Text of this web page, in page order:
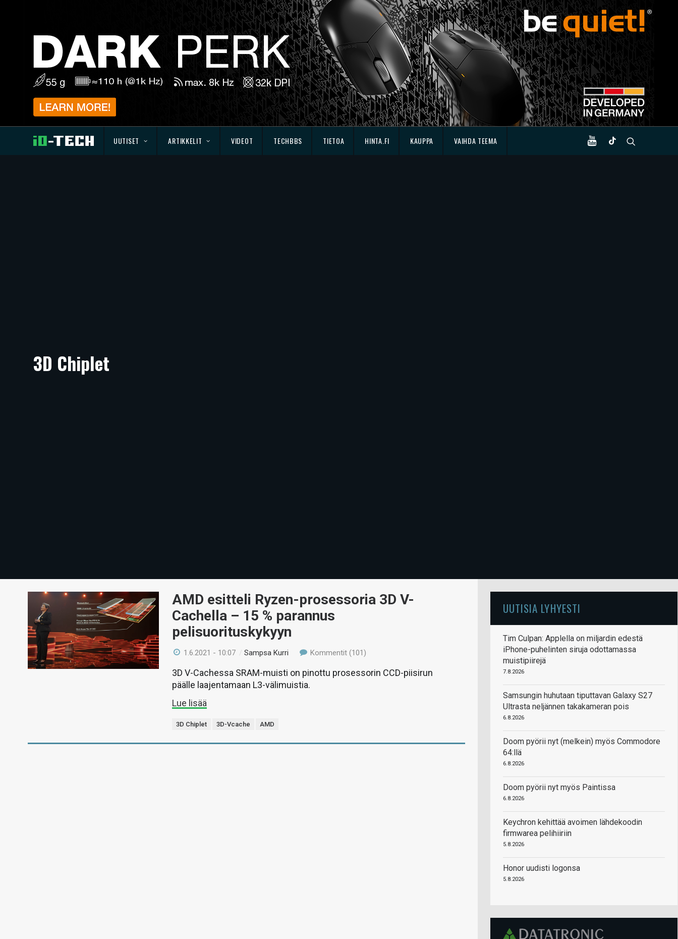
UUTISET ARTIKKELIT VIDEOT TECHBBS TIETOA HINTA.FI KAUPPA VAIHDA TEEMA
3D Chiplet
AMD esitteli Ryzen-prosessoria 3D V-
Cachella – 15 % parannus
pelisuorituskykyyn
1.6.2021 - 10:07 /Sampsa Kurri Kommentit (101)
3D V-Cachessa SRAM-muisti on pinottu prosessorin CCD-piisirun
päälle laajentamaan L3-välimuistia.
Lue lisää
3D Chiplet 3D-Vcache AMD
UUTISIA LYHYESTI
Tim Culpan: Applella on miljardin edestä
iPhone-puhelinten siruja odottamassa
muistipiirejä
7.8.2026
Samsungin huhutaan tiputtavan Galaxy S27
Ultrasta neljännen takakameran pois
6.8.2026
Doom pyörii nyt (melkein) myös Commodore
64:llä
6.8.2026
Doom pyörii nyt myös Paintissa
6.8.2026
Keychron kehittää avoimen lähdekoodin
firmwarea pelihiiriin
5.8.2026
Honor uudisti logonsa
5.8.2026